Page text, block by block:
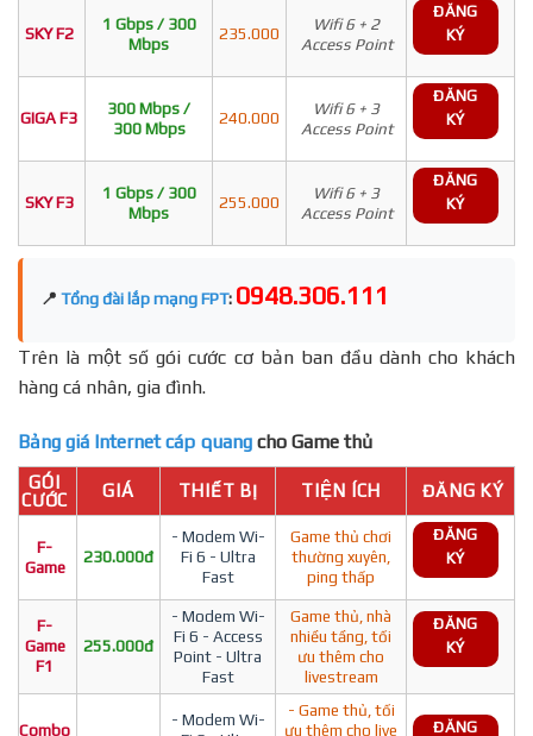
SKY F2
1 Gbps / 300
Mbps
235.000
Wifi 6 + 2
Access Point
ĐĂNG
KÝ
GIGA F3
300 Mbps /
300 Mbps
240.000
Wifi 6 + 3
Access Point
ĐĂNG
KÝ
SKY F3
1 Gbps / 300
Mbps
255.000
Wifi 6 + 3
Access Point
ĐĂNG
KÝ
📍 Tổng đài lắp mạng FPT: 0948.306.111
Trên là một số gói cước cơ bản ban đầu dành cho khách
hàng cá nhân, gia đình.
Bảng giá Internet cáp quang cho Game thủ
GÓI
CƯỚC
GIÁ THIẾT BỊ TIỆN ÍCH ĐĂNG KÝ
F-
Game
230.000đ
- Modem Wi-
Fi 6 - Ultra
Fast
Game thủ chơi
thường xuyên,
ping thấp
ĐĂNG
KÝ
F-
Game
F1
255.000đ
- Modem Wi-
Fi 6 - Access
Point - Ultra
Fast
Game thủ, nhà
nhiều tầng, tối
ưu thêm cho
livestream
ĐĂNG
KÝ
Combo
- Modem Wi-
- Game thủ, tối
ưu thêm cho live
ĐĂNG